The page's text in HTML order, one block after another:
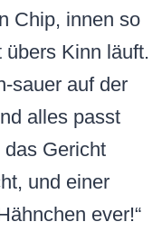
Chip, innen so
Kinn läuft.
sauer auf der
alles passt
Gericht
und einer
ever!“